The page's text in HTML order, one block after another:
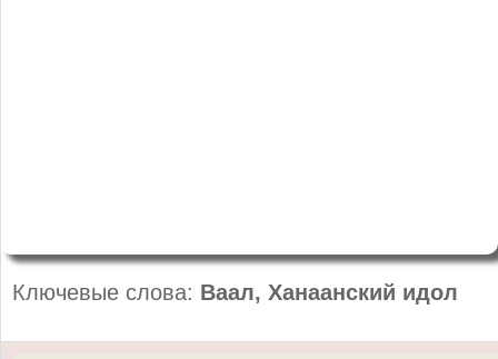
Ключевые слова: Ваал, Ханаанский идол